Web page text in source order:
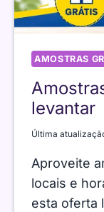
AMOSTRAS
levantar
Última
Aproveite
locais e
esta oferta